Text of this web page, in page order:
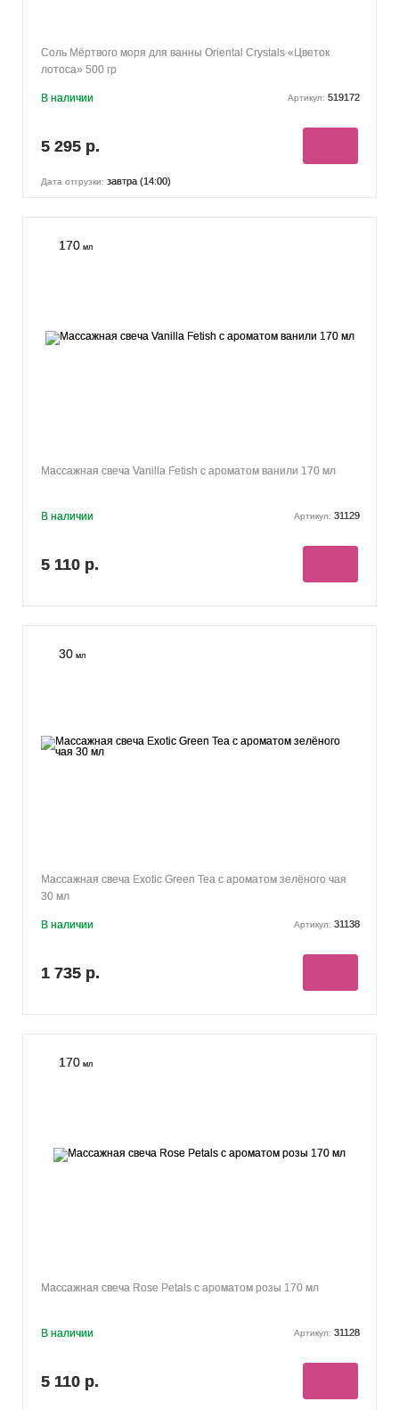
Соль Мёртвого моря для ванны Oriental Crystals «Цветок
лотоса» 500 гр
В наличии Артикул: 519172
5 295 р.
Дата отгрузки: завтра (14:00)
170 мл
Массажная свеча Vanilla Fetish с ароматом ванили 170 мл
В наличии Артикул: 31129
5 110 р.
30 мл
Массажная свеча Exotic Green Tea с ароматом зелёного чая
30 мл
В наличии Артикул: 31138
1 735 р.
170 мл
Массажная свеча Rose Petals с ароматом розы 170 мл
В наличии Артикул: 31128
5 110 р.